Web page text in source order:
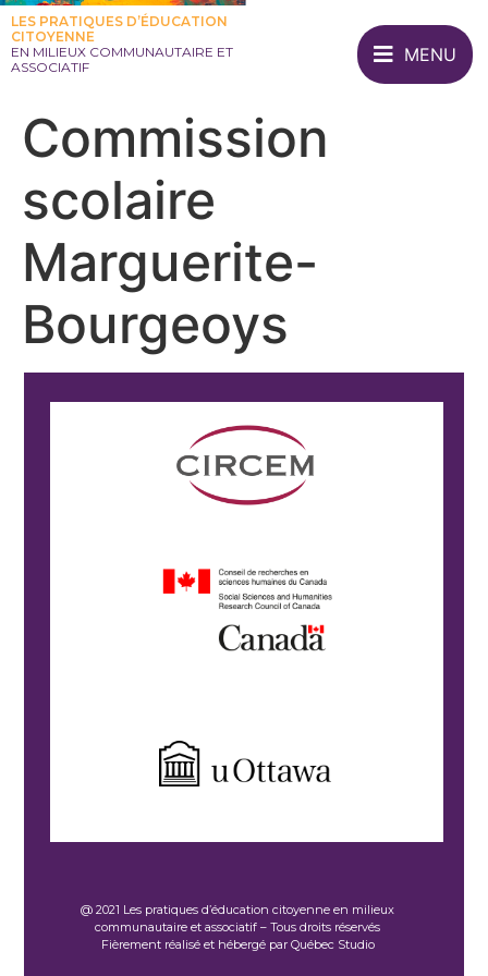
LES PRATIQUES D’ÉDUCATION
CITOYENNE
EN MILIEUX COMMUNAUTAIRE ET
ASSOCIATIF
MENU
Commission
scolaire
Marguerite-
Bourgeoys
@ 2021 Les pratiques d’éducation citoyenne en milieux
communautaire et associatif – Tous droits réservés
Fièrement réalisé et hébergé par Québec Studio